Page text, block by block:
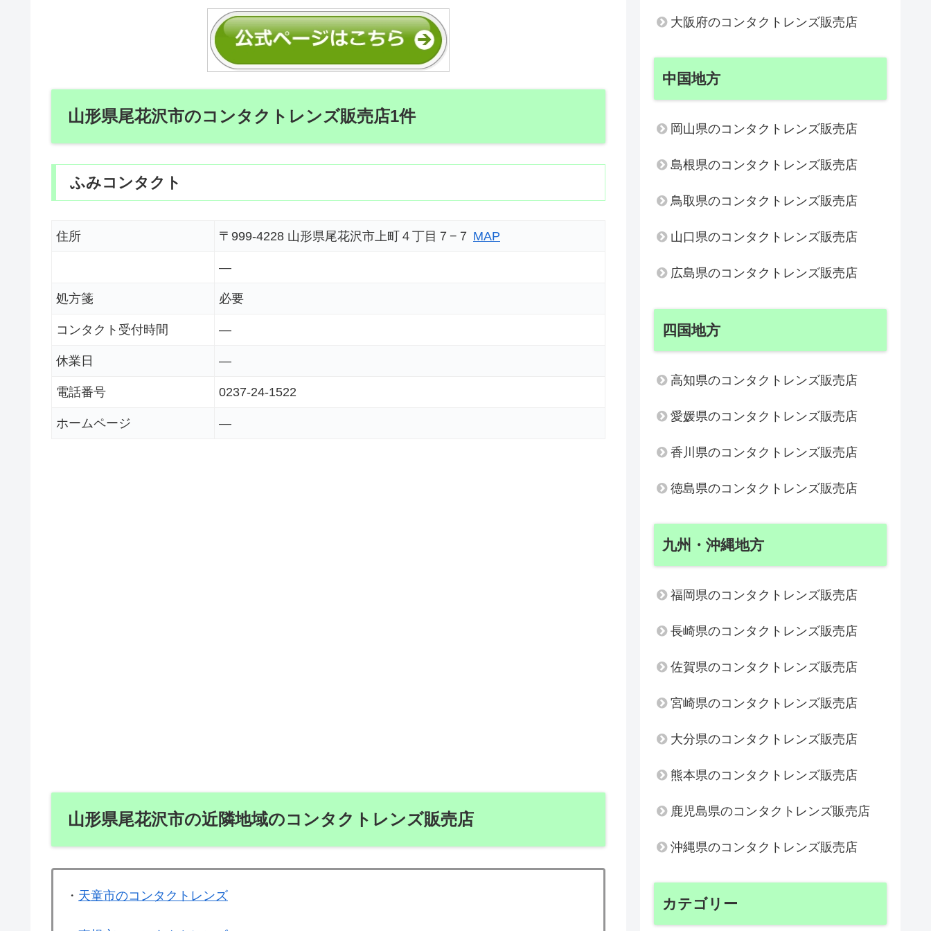
山形県尾花沢市のコンタクトレンズ販売店1件
ふみコンタクト
住所 〒999-4228 山形県尾花沢市上町４丁目７−７ MAP
―
処方箋 必要
コンタクト受付時間 ―
休業日 ―
電話番号 0237-24-1522
ホームページ ―
山形県尾花沢市の近隣地域のコンタクトレンズ販売店
・ 天童市のコンタクトレンズ
大阪府のコンタクトレンズ販売店
中国地方
岡山県のコンタクトレンズ販売店
島根県のコンタクトレンズ販売店
鳥取県のコンタクトレンズ販売店
山口県のコンタクトレンズ販売店
広島県のコンタクトレンズ販売店
四国地方
高知県のコンタクトレンズ販売店
愛媛県のコンタクトレンズ販売店
香川県のコンタクトレンズ販売店
徳島県のコンタクトレンズ販売店
九州・沖縄地方
福岡県のコンタクトレンズ販売店
長崎県のコンタクトレンズ販売店
佐賀県のコンタクトレンズ販売店
宮崎県のコンタクトレンズ販売店
大分県のコンタクトレンズ販売店
熊本県のコンタクトレンズ販売店
鹿児島県のコンタクトレンズ販売店
沖縄県のコンタクトレンズ販売店
カテゴリー